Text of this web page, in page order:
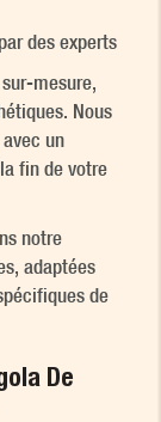
des experts
mesure,
Nous
un
fin de votre
notre
adaptées
de
De